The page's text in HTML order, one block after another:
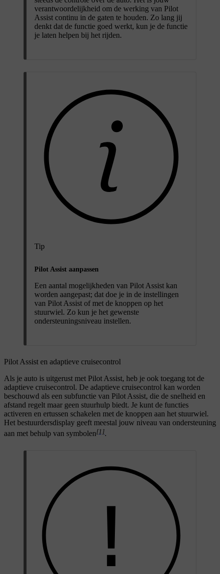
verantwoordelijkheid om de werking van Pilot
Assist continu in de gaten te houden. Zo lang jij
denkt dat de functie goed werkt, kun je de functie
je laten helpen bij het rijden.
Tip
Pilot Assist aanpassen
Een aantal mogelijkheden van Pilot Assist kan
worden aangepast; dat doe je in de instellingen
van Pilot Assist of met de knoppen op het
stuurwiel. Zo kun je het gewenste
ondersteuningsniveau instellen.
Pilot Assist en adaptieve cruisecontrol
Als je auto is uitgerust met Pilot Assist, heb je ook toegang tot de
adaptieve cruisecontrol. De adaptieve cruisecontrol kan worden
beschouwd als een subfunctie van Pilot Assist, die de snelheid en
afstand regelt maar geen stuurhulp biedt. Je kunt de functies
activeren en ertussen schakelen met de knoppen aan het stuurwiel.
Het bestuurdersdisplay geeft meestal jouw niveau van ondersteuning
aan met behulp van symbolen[1].